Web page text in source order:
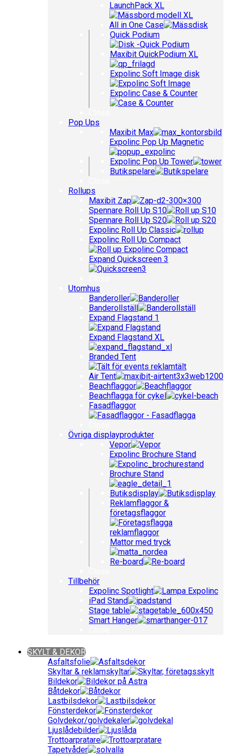
LaunchPack XL
All in One Case
Quick Podium
Maxibit QuickPodium XL
Expolinc Soft Image disk
Expolinc Case & Counter
Pop Ups
Maxibit Max
Expolinc Pop Up Magnetic
Expolinc Pop Up Tower
Butikspelare
Rollups
Maxibit Zap
Spennare Roll Up S10
Spennare Roll Up S20
Expolinc Roll Up Classic
Expolinc Roll Up Compact
Expand Quickscreen 3
Utomhus
Banderoller
Banderollställ
Expand Flagstand 1
Expand Flagstand XL
Branded Tent
Air Tent
Beachflaggor
Beachflagga för cykel
Fasadflaggor
Övriga displayprodukter
Vepor
Expolinc Brochure Stand
Brochure Stand
Butiksdisplay
Reklamflaggor &
företagsflaggor
Mattor med tryck
Re-board
Tillbehör
Expolinc Spotlight
iPad Stand
Stage table
Smart Hanger
SKYLT & DEKOR
Asfaltsfolie
Skyltar & reklamskyltar
Bildekor
Båtdekor
Lastbilsdekor
Fönsterdekor
Golvdekor/golvdekaler
Ljuslådebilder
Trottoarpratare
Tapetvåder